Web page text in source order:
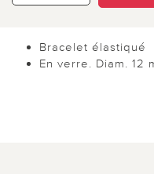
Bracelet élastiqué
En verre. Diam. 12